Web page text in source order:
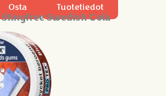
Osta Tuotetiedot
Stingfree Swedish Cola